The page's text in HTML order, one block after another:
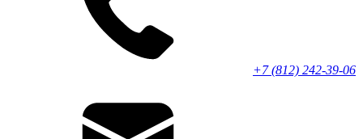
+7 (812) 242-39-06